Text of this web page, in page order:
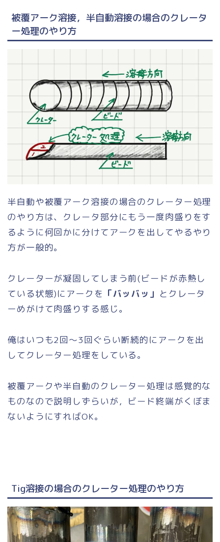
被覆アーク溶接，半自動溶接の場合のクレータ
ー処理のやり方
半自動や被覆アーク溶接の場合のクレーター処理
のやり方は、クレータ部分にもう一度肉盛りをす
るように何回かに分けてアークを出してやるやり
方が一般的。
クレーターが凝固してしまう前(ビードが赤熱し
ている状態)にアークを 「バッバッ」 とクレータ
ーめがけて肉盛りする感じ。
俺はいつも2回〜3回ぐらい断続的にアークを出
してクレーター処理をしている。
被覆アークや半自動のクレーター処理は感覚的な
ものなので説明しずらいが，ビード終端がくぼま
ないようにすればOK。
Tig溶接の場合のクレーター処理のやり方